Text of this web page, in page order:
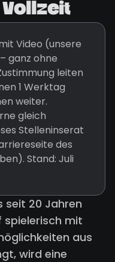
Vollzeit
Video (unsere
ganz ohne
leiten
1 Werktag
weiter.
gleich
Stelleninserat
des
Stand: Juli
seit 20 Jahren
spielerisch mit
aus
wird eine